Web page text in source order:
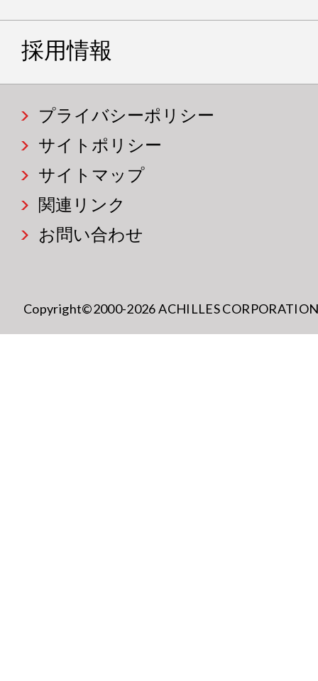
採用情報
プライバシーポリシー
サイトポリシー
サイトマップ
関連リンク
お問い合わせ
Copyright©2000-2026 ACHILLES